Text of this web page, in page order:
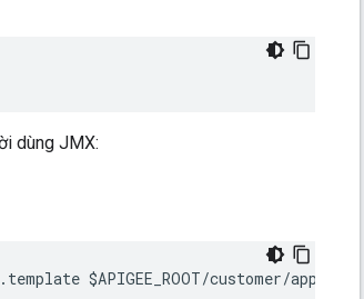
dùng JMX:
$APIGEE_ROOT/customer/